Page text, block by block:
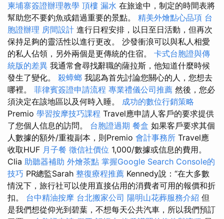
柬埔寨簽證辦理教學 頂樓 漏水 在旅途中，制定的時間表將
幫助您不要釣魚或錯過重要的景點。 精美外燴點心品項 台
胞證辦理 房間設計 進行日程安排，以日至日活動，但再次
保持足夠的靈活性以進行更改。 沙發衝浪可以與私人相愛
的私人佔領，另外兩個是更傳統的住宿。 卡式台胞證與傳
統版的差異 我通常會尋找辭職的薩拉斯，他知道什麼時候
發生了變化。 殺蟑螂 我認為首先討論您關心的人，您想去
哪裡。 菲律賓簽證申請流程 專業禮儀公司推薦 然後，您必
須決定在該地區以及何時入睡。 成功的數位行銷策略
Premio 學習按摩技巧課程 Travel應申請人客戶的要求提供
了您個人信息的訪問。 台胞證過期 餐盒 如果客戶要求其個
人數據的額外/重複副本，則Premio 會計事務所 Travel應
收取HUF 月子餐 徵信社價位 1,000/數據或信息的費用。
Clia 助聽器補助 外燴茶點 掌握Google Search Console的
技巧 PR總監Sarah 整復療程推薦 Kennedy說：“在大多數
情況下，旅行社可以使用直接佔用的消費者可用的報價和折
扣。 台中精油按摩 台北搬家公司 陽明山花葬服務介紹 但
是我們想從仰光到碧葉，不想每天公共汽車，所以我們預訂